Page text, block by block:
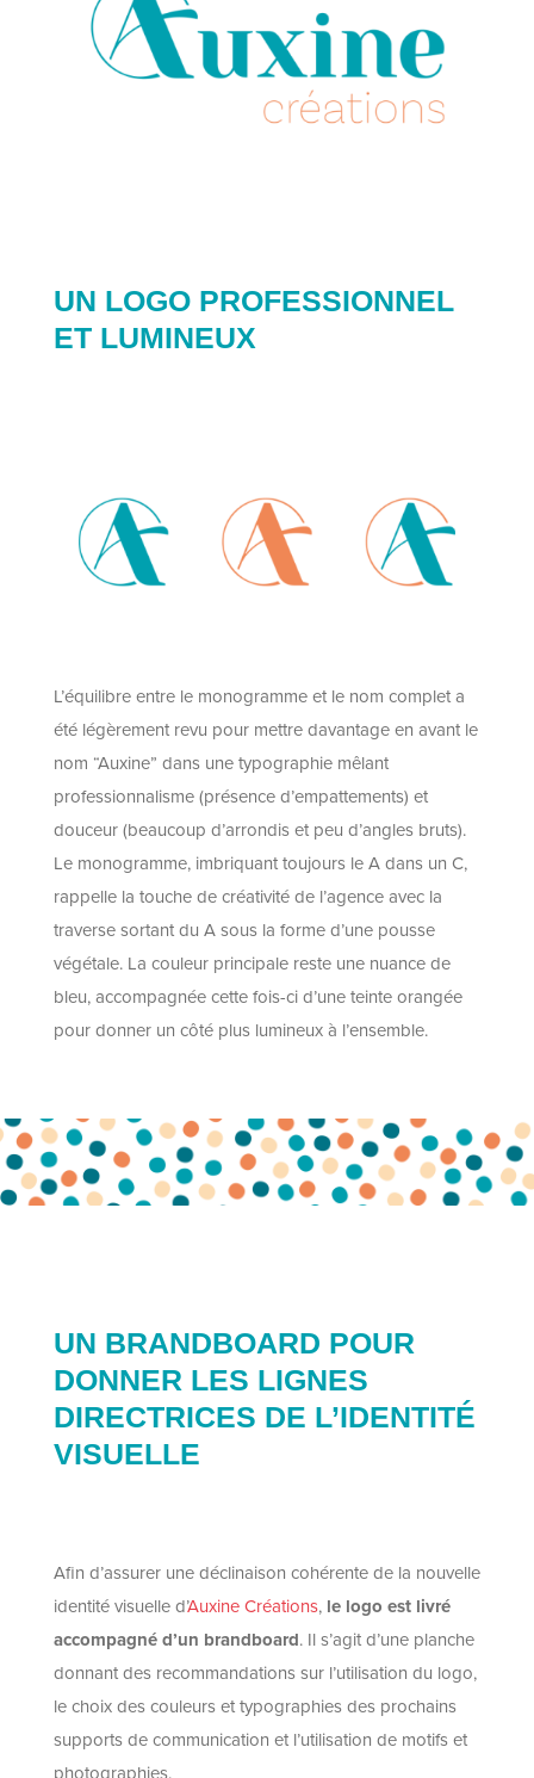
UN LOGO PROFESSIONNEL
ET LUMINEUX
L’équilibre entre le monogramme et le nom complet a
été légèrement revu pour mettre davantage en avant le
nom “Auxine” dans une typographie mêlant
professionnalisme (présence d’empattements) et
douceur (beaucoup d’arrondis et peu d’angles bruts).
Le monogramme, imbriquant toujours le A dans un C,
rappelle la touche de créativité de l’agence avec la
traverse sortant du A sous la forme d’une pousse
végétale. La couleur principale reste une nuance de
bleu, accompagnée cette fois-ci d’une teinte orangée
pour donner un côté plus lumineux à l’ensemble.
UN BRANDBOARD POUR
DONNER LES LIGNES
DIRECTRICES DE L’IDENTITÉ
VISUELLE
Afin d’assurer une déclinaison cohérente de la nouvelle
identité visuelle d’Auxine Créations, le logo est livré
accompagné d’un brandboard. Il s’agit d’une planche
donnant des recommandations sur l’utilisation du logo,
le choix des couleurs et typographies des prochains
supports de communication et l’utilisation de motifs et